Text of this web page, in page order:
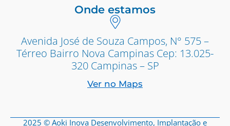
Onde estamos
Avenida José de Souza Campos, N° 575 –
Térreo Bairro Nova Campinas Cep: 13.025-
320 Campinas – SP
Ver no Maps
2025 © Aoki Inova Desenvolvimento, Implantação e